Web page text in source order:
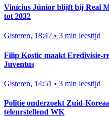
Vinícius Júnior blijft bij Real
tot 2032
Gisteren, 18:47 • 3 min leestijd
Filip Kostic maakt Eredivisie-
Juventus
Gisteren, 14:51 • 3 min leestijd
Politie onderzoekt Zuid-
teleurstellend WK